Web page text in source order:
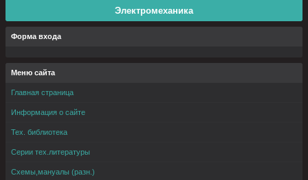
Электромеханика
Форма входа
Меню сайта
Главная страница
Информация о сайте
Тех. библиотека
Серии тех.литературы
Схемы,мануалы (разн.)